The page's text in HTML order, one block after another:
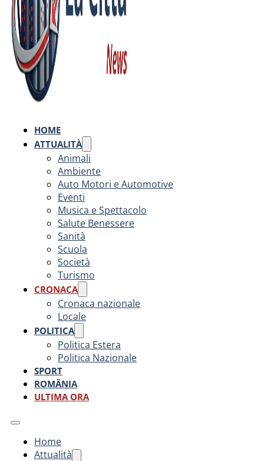
HOME
ATTUALITÀ
Animali
Ambiente
Auto Motori e Automotive
Eventi
Musica e Spettacolo
Salute Benessere
Sanità
Scuola
Società
Turismo
CRONACA
Cronaca nazionale
Locale
POLITICA
Politica Estera
Politica Nazionale
SPORT
ROMÂNIA
ULTIMA ORA
Home
Attualità